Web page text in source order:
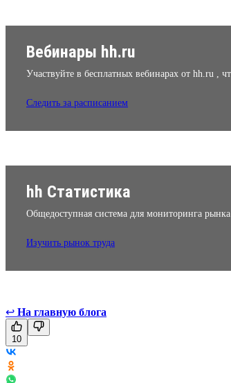
Вебинары hh.ru
Участвуйте в бесплатных вебинарах от hh.ru ,
Следить за расписанием
hh Статистика
Общедоступная система для мониторинга рынка
Изучить рынок труда
↩ На главную блога
10